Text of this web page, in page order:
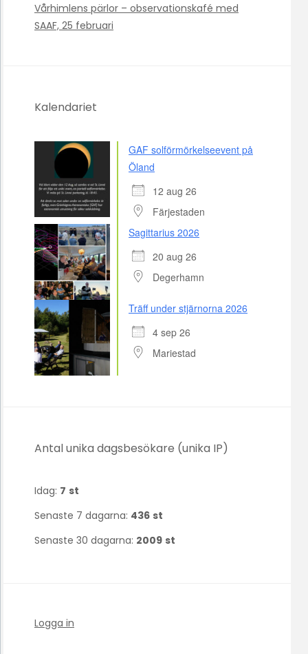
Vårhimlens pärlor – observationskafé med
SAAF, 25 februari
Kalendariet
GAF solförmörkelseevent på
Öland
12 aug 26
Färjestaden
Sagittarius 2026
20 aug 26
Degerhamn
Träff under stjärnorna 2026
4 sep 26
Mariestad
Antal unika dagsbesökare (unika IP)
Idag: 7 st
Senaste 7 dagarna: 436 st
Senaste 30 dagarna: 2009 st
Logga in